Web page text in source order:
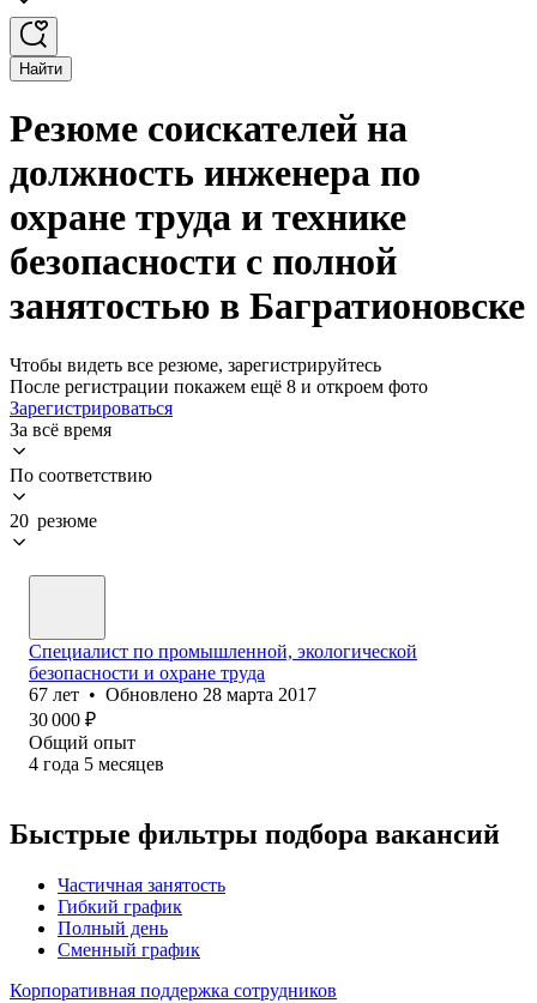
Найти
Резюме соискателей на
должность инженера по
охране труда и технике
безопасности с полной
занятостью в Багратионовске
Чтобы видеть все резюме, зарегистрируйтесь
После регистрации покажем ещё 8 и откроем фото
Зарегистрироваться
За всё время
По соответствию
20 резюме
Специалист по промышленной, экологической
безопасности и охране труда
67 лет • Обновлено 28 марта 2017
30 000 ₽
Общий опыт
4 года 5 месяцев
Быстрые фильтры подбора вакансий
Частичная занятость
Гибкий график
Полный день
Сменный график
Корпоративная поддержка сотрудников